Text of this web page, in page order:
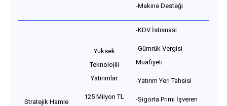
-Makine Desteği
Stratejik Hamle
Yüksek
Teknolojili
Yatırımlar
125 Milyon TL
-KDV İstisnası
-Gümrük Vergisi
Muafiyeti
-Yatırım Yeri Tahsisi
-Sigorta Primi İşveren